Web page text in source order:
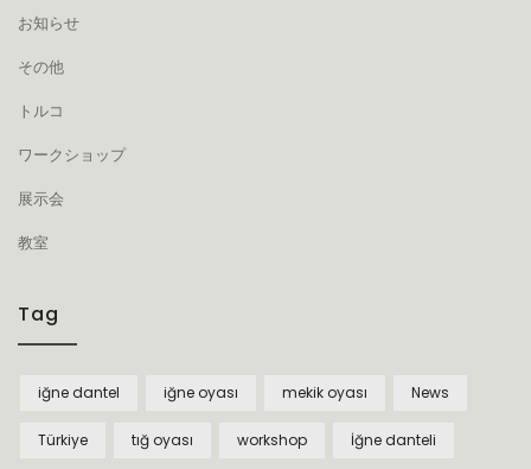
お知らせ
その他
トルコ
ワークショップ
展示会
教室
Tag
iğne dantel iğne oyası mekik oyası News
Türkiye tığ oyası workshop İğne danteli